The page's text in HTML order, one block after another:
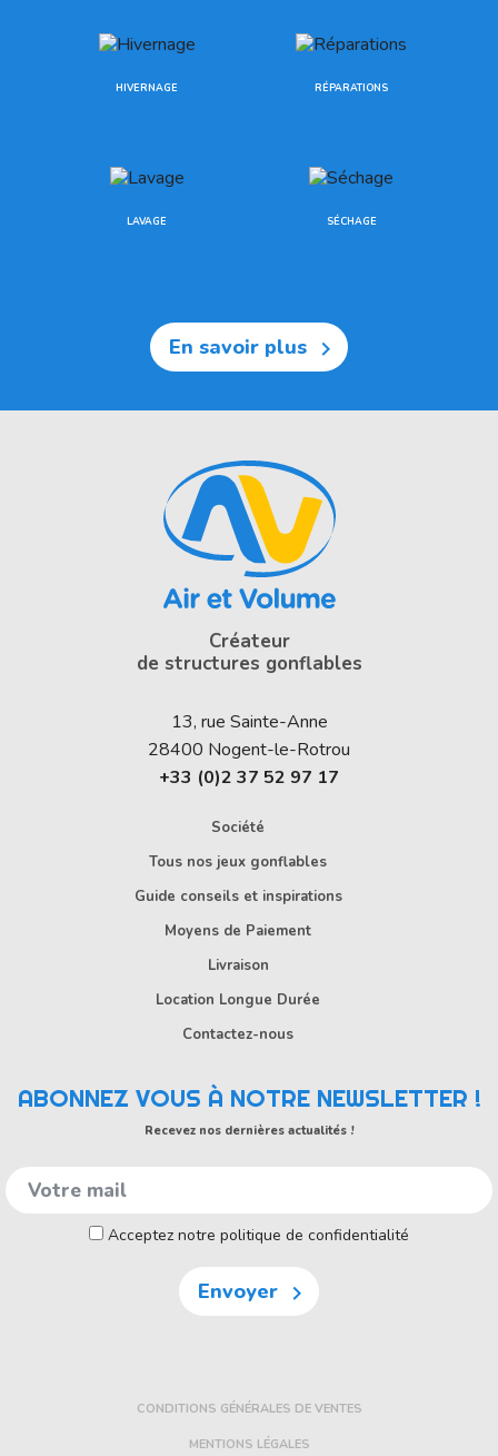
HIVERNAGE RÉPARATIONS
LAVAGE SÉCHAGE
En savoir plus 
Créateur
de structures gonflables
13, rue Sainte-Anne
28400 Nogent-le-Rotrou
+33 (0)2 37 52 97 17
Société
Tous nos jeux gonflables
Guide conseils et inspirations
Moyens de Paiement
Livraison
Location Longue Durée
Contactez-nous
ABONNEZ VOUS À NOTRE NEWSLETTER !
Recevez nos dernières actualités !
Acceptez notre politique de confidentialité
Envoyer 
CONDITIONS GÉNÉRALES DE VENTES
MENTIONS LÉGALES